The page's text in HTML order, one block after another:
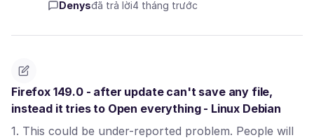
Denysđã trả lời4 tháng trước
Firefox 149.0 - after update can't save any file,
instead it tries to Open everything - Linux Debian
1. This could be under-reported problem. People will